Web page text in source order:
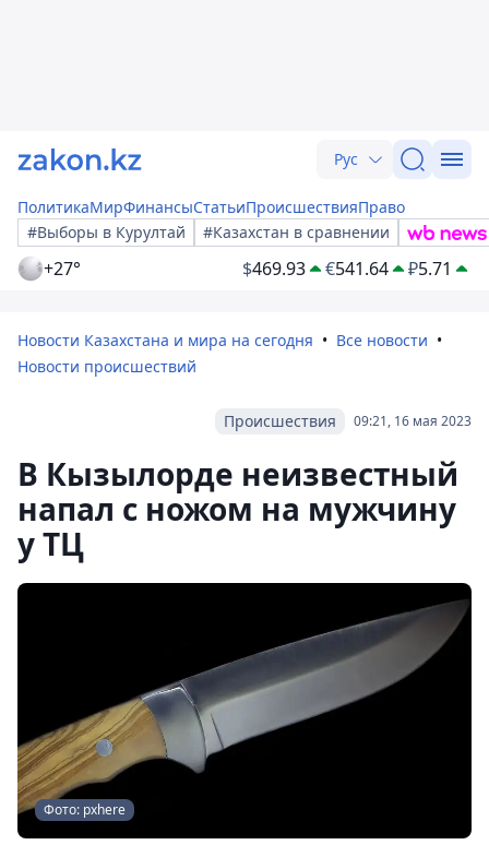
Рус
ПолитикаМирФинансыСтатьиПроисшествияПраво
#Выборы в Курултай
#Казахстан в сравнении
+27° $469.93 €541.64 ₽5.71
Новости Казахстана и мира на сегодня
Все новости
Новости происшествий
09:21, 16 мая 2023
Происшествия
В Кызылорде неизвестный
напал с ножом на мужчину
у ТЦ
Фото: pxhere